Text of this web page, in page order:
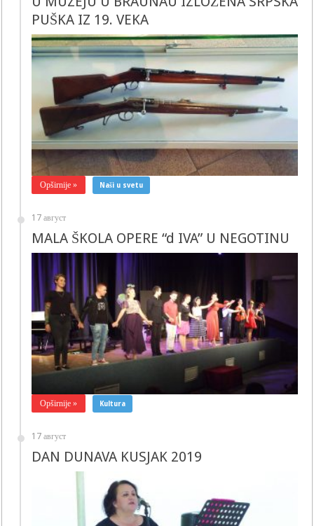
PUŠKA IZ 19. VEKA
Opširnije » Naši u svetu
17 август
MALA ŠKOLA OPERE “d IVA” U NEGOTINU
Opširnije » Kultura
17 август
DAN DUNAVA KUSJAK 2019